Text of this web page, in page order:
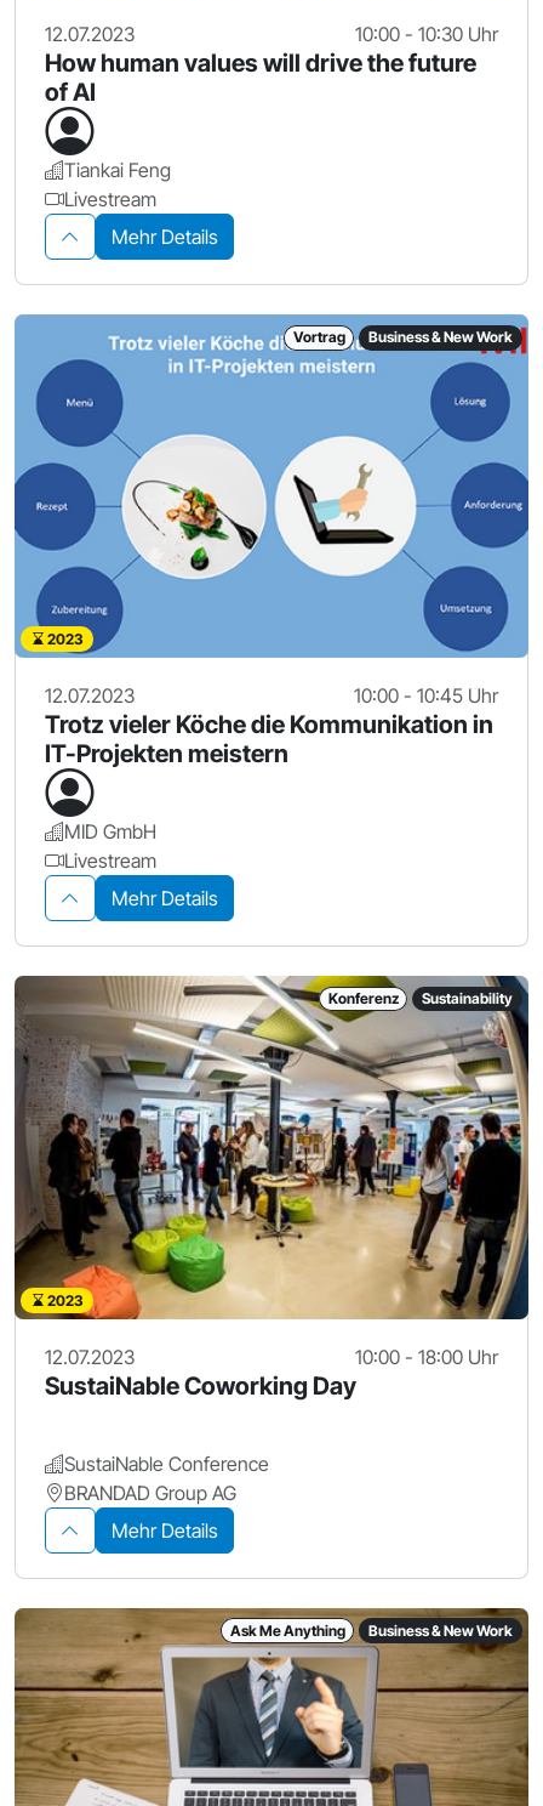
12.07.2023 10:00 - 10:30 Uhr
How human values will drive the future
of AI
Tiankai Feng
Livestream
Mehr Details
Vortrag Business & New Work
2023
12.07.2023 10:00 - 10:45 Uhr
Trotz vieler Köche die Kommunikation in
IT-Projekten meistern
MID GmbH
Livestream
Mehr Details
Konferenz Sustainability
2023
12.07.2023 10:00 - 18:00 Uhr
SustaiNable Coworking Day
SustaiNable Conference
BRANDAD Group AG
Mehr Details
Ask Me Anything Business & New Work